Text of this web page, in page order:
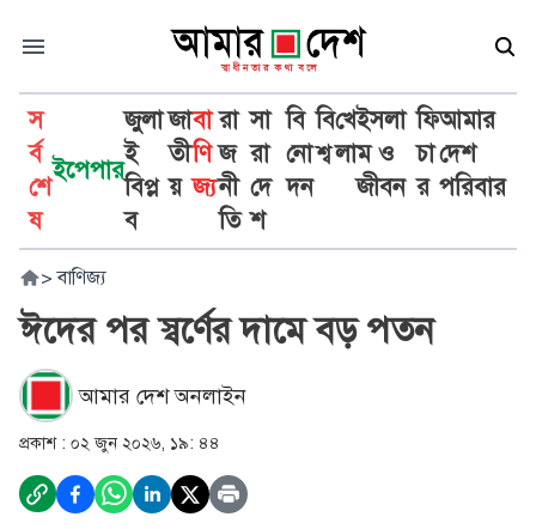
স
র্ব
শে
ষ
ইপেপার
জুলা
ই
বিপ্ল
ব
জা
তী
য়
বা
ণি
জ্য
রা
জ
নী
তি
সা
রা
দে
শ
বি
নো
দন
বি
শ্ব
খে
লা
ইসলা
ম ও
জীবন
ফি
চা
র
আমার
দেশ
পরিবার
> বাণিজ্য
ঈদের পর স্বর্ণের দামে বড় পতন
আমার দেশ অনলাইন
প্রকাশ : ০২ জুন ২০২৬, ১৯: ৪৪